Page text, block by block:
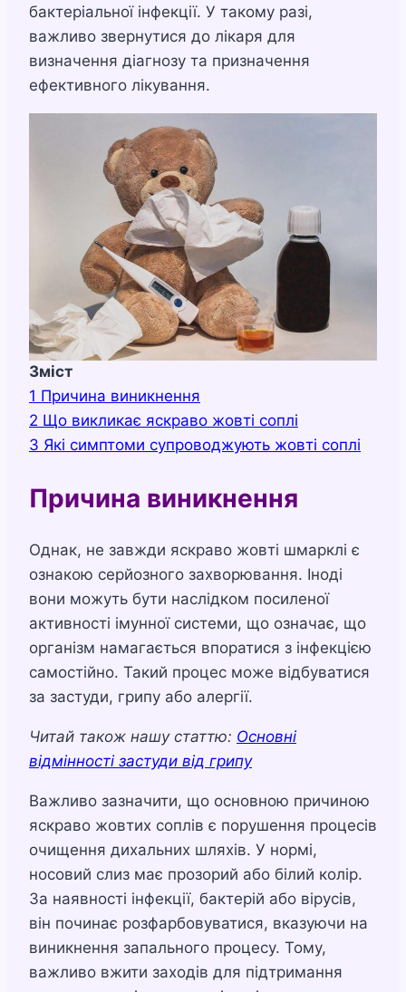
бактеріальної інфекції. У такому разі,
важливо звернутися до лікаря для
визначення діагнозу та призначення
ефективного лікування.
Зміст
1 Причина виникнення
2 Що викликає яскраво жовті соплі
3 Які симптоми супроводжують жовті соплі
Причина виникнення
Однак, не завжди яскраво жовті шмарклі є
ознакою серйозного захворювання. Іноді
вони можуть бути наслідком посиленої
активності імунної системи, що означає, що
організм намагається впоратися з інфекцією
самостійно. Такий процес може відбуватися
за застуди, грипу або алергії.
Читай також нашу статтю: Основні
відмінності застуди від грипу
Важливо зазначити, що основною причиною
яскраво жовтих соплів є порушення процесів
очищення дихальних шляхів. У нормі,
носовий слиз має прозорий або білий колір.
За наявності інфекції, бактерій або вірусів,
він починає розфарбовуватися, вказуючи на
виникнення запального процесу. Тому,
важливо вжити заходів для підтримання